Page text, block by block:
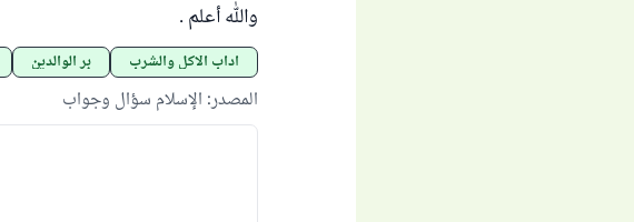
والله أعلم .
آداب الأكل والشرب بر الوالدين
المصدر: الإسلام سؤال وجواب